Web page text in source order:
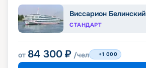
Виссарион Белинский
СТАНДАРТ
от 84 300 ₽ /чел +1 000